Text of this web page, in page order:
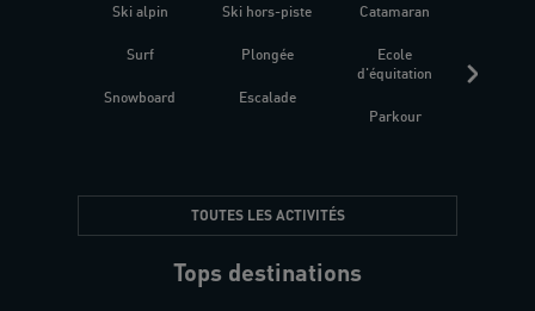
Ski alpin
Surf
Snowboard
Ski hors-piste
Plongée
Escalade
Catamaran
Ecole
d'équitation
Parkour
TOUTES LES ACTIVITÉS
Tops destinations